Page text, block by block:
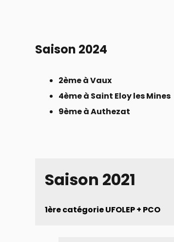
Saison 2024
2ème à Vaux
4ème à Saint Eloy les Mines
9ème à Authezat
Saison 2021
1ère catégorie UFOLEP + PCO